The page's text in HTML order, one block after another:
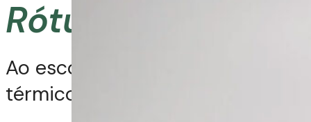
Rótulo
Ao escolher seu protetor
térmico, procure por: